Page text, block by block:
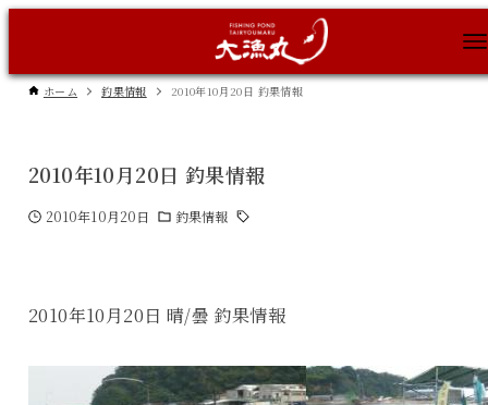
ホーム 釣果情報 2010年10月20日 釣果情報
2010年10月20日 釣果情報
2010年10月20日 釣果情報
2010年10月20日 晴/曇 釣果情報